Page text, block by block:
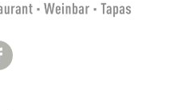
Facebook